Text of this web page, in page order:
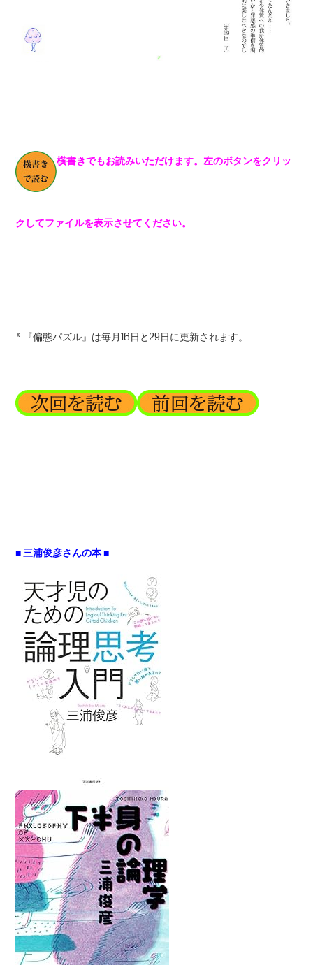
横書きでもお読みいただけます。左のボタンをクリッ
クしてファイルを表示させてください。
* 『偏態パズル』は毎月16日と29日に更新されます。
■ 三浦俊彦さんの本 ■